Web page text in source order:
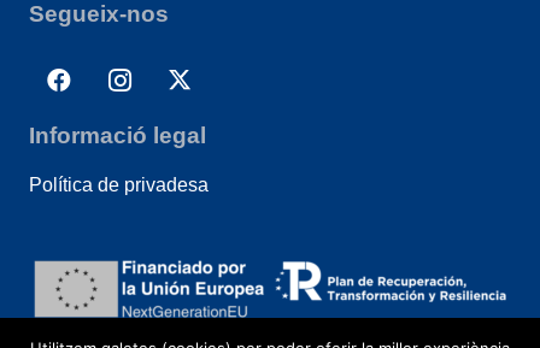
Segueix-nos
Informació legal
Política de privadesa